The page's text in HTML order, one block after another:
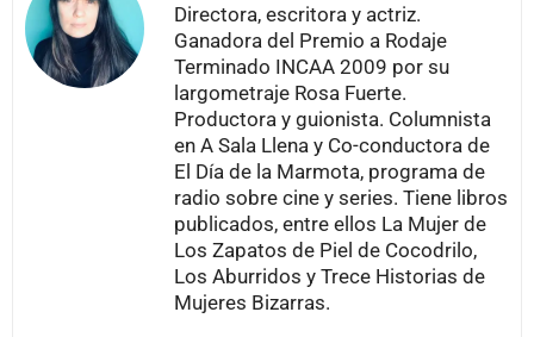
Directora, escritora y actriz.
Ganadora del Premio a Rodaje
Terminado INCAA 2009 por su
largometraje Rosa Fuerte.
Productora y guionista. Columnista
en A Sala Llena y Co-conductora de
El Día de la Marmota, programa de
radio sobre cine y series. Tiene libros
publicados, entre ellos La Mujer de
Los Zapatos de Piel de Cocodrilo,
Los Aburridos y Trece Historias de
Mujeres Bizarras.